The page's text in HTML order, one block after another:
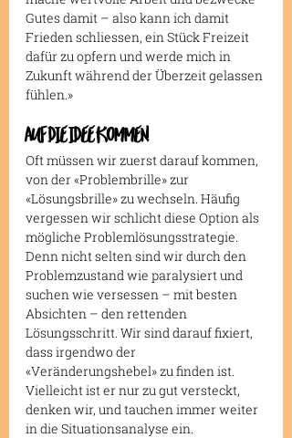
Gutes damit – also kann ich damit
Frieden schliessen, ein Stück Freizeit
dafür zu opfern und werde mich in
Zukunft während der Überzeit gelassen
fühlen.»
AUF DIE IDEE KOMMEN
Oft müssen wir zuerst darauf kommen,
von der «Problembrille» zur
«Lösungsbrille» zu wechseln. Häufig
vergessen wir schlicht diese Option als
mögliche Problemlösungsstrategie.
Denn nicht selten sind wir durch den
Problemzustand wie paralysiert und
suchen wie versessen – mit besten
Absichten – den rettenden
Lösungsschritt. Wir sind darauf fixiert,
dass irgendwo der
«Veränderungshebel» zu finden ist.
Vielleicht ist er nur zu gut versteckt,
denken wir, und tauchen immer weiter
in die Situationsanalyse ein.